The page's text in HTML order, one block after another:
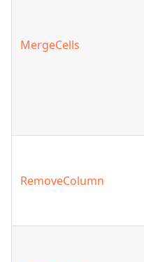
MergeCells
RemoveColumn